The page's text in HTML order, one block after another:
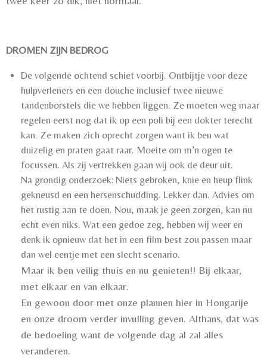
DROMEN ZIJN BEDROG
De volgende ochtend schiet voorbij. Ontbijtje voor deze
hulpverleners en een douche inclusief twee nieuwe
tandenborstels die we hebben liggen. Ze moeten weg maar
regelen eerst nog dat ik op een poli bij een dokter terecht
kan. Ze maken zich oprecht zorgen want ik ben wat
duizelig en praten gaat raar. Moeite om m’n ogen te
focussen. Als zij vertrekken gaan wij ook de deur uit.
Na grondig onderzoek: Niets gebroken, knie en heup flink
gekneusd en een hersenschudding. Lekker dan. Advies om
het rustig aan te doen. Nou, maak je geen zorgen, kan nu
echt even niks. Wat een gedoe zeg, hebben wij weer en
denk ik opnieuw dat het in een film best zou passen maar
dan wel eentje met een slecht scenario.
Maar ik ben veilig thuis en nu genieten!! Bij elkaar,
met elkaar en van elkaar.
En gewoon door met onze plannen hier in Hongarije
en onze droom verder invulling geven. Althans, dat was
de bedoeling want de volgende dag al zal alles
veranderen.